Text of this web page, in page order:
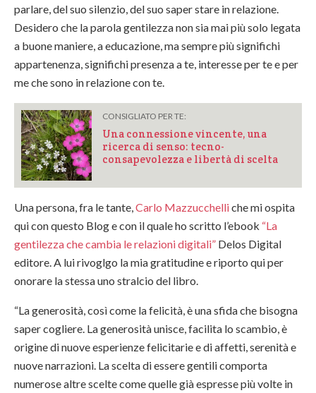
parlare, del suo silenzio, del suo saper stare in relazione.
Desidero che la parola gentilezza non sia mai più solo legata
a buone maniere, a educazione, ma sempre più significhi
appartenenza, significhi presenza a te, interesse per te e per
me che sono in relazione con te.
CONSIGLIATO PER TE:
Una connessione vincente, una
ricerca di senso: tecno-
consapevolezza e libertà di scelta
Una persona, fra le tante, Carlo Mazzucchelliche mi ospita
qui con questo Blog e con il quale ho scritto l’ebook “La
gentilezza che cambia le relazioni digitali” Delos Digital
editore. A lui rivoglgo la mia gratitudine e riporto qui per
onorare la stessa uno stralcio del libro.
“La generosità, così come la felicità, è una sfida che bisogna
saper cogliere. La generosità unisce, facilita lo scambio, è
origine di nuove esperienze felicitarie e di affetti, serenità e
nuove narrazioni. La scelta di essere gentili comporta
numerose altre scelte come quelle già espresse più volte in